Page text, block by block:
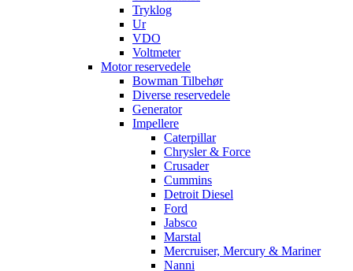
Tryklog
Ur
VDO
Voltmeter
Motor reservedele
Bowman Tilbehør
Diverse reservedele
Generator
Impellere
Caterpillar
Chrysler & Force
Crusader
Cummins
Detroit Diesel
Ford
Jabsco
Marstal
Mercruiser, Mercury & Mariner
Nanni